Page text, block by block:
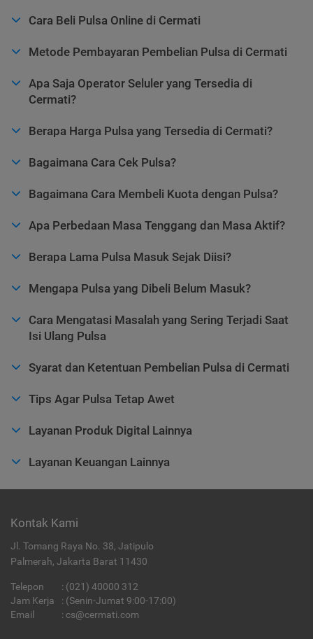
Cara Beli Pulsa Online di Cermati
Metode Pembayaran Pembelian Pulsa di Cermati
Apa Saja Operator Seluler yang Tersedia di
Cermati?
Berapa Harga Pulsa yang Tersedia di Cermati?
Bagaimana Cara Cek Pulsa?
Bagaimana Cara Membeli Kuota dengan Pulsa?
Apa Perbedaan Masa Tenggang dan Masa Aktif?
Berapa Lama Pulsa Masuk Sejak Diisi?
Mengapa Pulsa yang Dibeli Belum Masuk?
Cara Mengatasi Masalah yang Sering Terjadi Saat
Isi Ulang Pulsa
Syarat dan Ketentuan Pembelian Pulsa di Cermati
Tips Agar Pulsa Tetap Awet
Layanan Produk Digital Lainnya
Layanan Keuangan Lainnya
Kontak Kami
Jl. Tomang Raya No. 38, Jatipulo
Palmerah, Jakarta Barat 11430
Telepon : (021) 40000 312
Jam Kerja
: (Senin-Jumat 9:00-17:00)
Email
: cs@cermati.com